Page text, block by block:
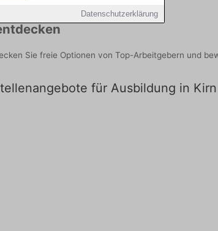
Datenschutzerklärung
Sie freie Optionen von Top-Arbeitgebern und
für Ausbildung in Kirn